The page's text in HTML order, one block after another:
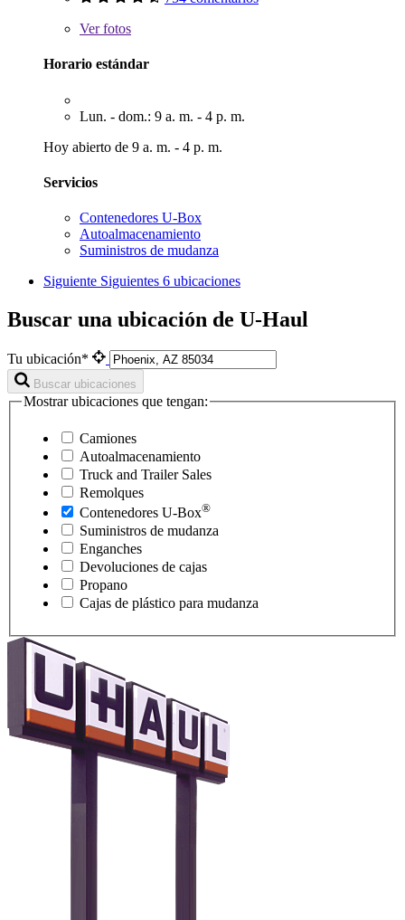
Verfotos
Horario estándar
Lun. - dom.: 9 a. m. - 4 p. m.
Hoy abierto de 9 a. m. - 4 p. m.
Servicios
Contenedores U-Box
Autoalmacenamiento
Suministros de mudanza
Siguiente Siguientes 6 ubicaciones
Buscar una ubicación de U-Haul
Tu ubicación*
Buscar ubicaciones
Mostrar ubicaciones que tengan:
Camiones
Autoalmacenamiento
Truck and Trailer Sales
Remolques
Contenedores U-Box®
Suministros de mudanza
Enganches
Devoluciones de cajas
Propano
Cajas de plástico para mudanza